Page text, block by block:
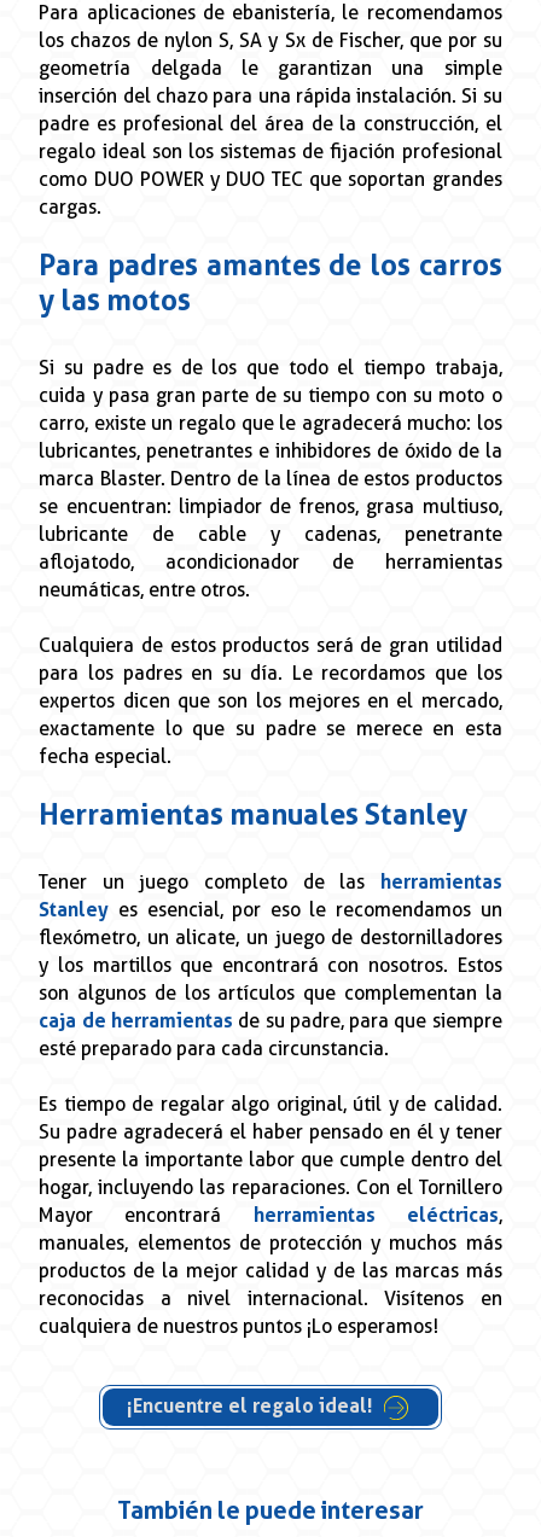
Para aplicaciones de ebanistería, le recomendamos
los chazos de nylon S, SA y Sx de Fischer, que por su
geometría delgada le garantizan una simple
inserción del chazo para una rápida instalación. Si su
padre es profesional del área de la construcción, el
regalo ideal son los sistemas de fijación profesional
como DUO POWER y DUO TEC que soportan grandes
cargas.
Para padres amantes de los carros
y las motos
Si su padre es de los que todo el tiempo trabaja,
cuida y pasa gran parte de su tiempo con su moto o
carro, existe un regalo que le agradecerá mucho: los
lubricantes, penetrantes e inhibidores de óxido de la
marca Blaster. Dentro de la línea de estos productos
se encuentran: limpiador de frenos, grasa multiuso,
lubricante de cable y cadenas, penetrante
aflojatodo, acondicionador de herramientas
neumáticas, entre otros.
Cualquiera de estos productos será de gran utilidad
para los padres en su día. Le recordamos que los
expertos dicen que son los mejores en el mercado,
exactamente lo que su padre se merece en esta
fecha especial.
Herramientas manuales Stanley
Tener un juego completo de las
herramientas
Stanley es esencial, por eso le recomendamos un
flexómetro, un alicate, un juego de destornilladores
y los martillos que encontrará con nosotros. Estos
son algunos de los artículos que complementan la
caja de herramientas de su padre, para que siempre
esté preparado para cada circunstancia.
Es tiempo de regalar algo original, útil y de calidad.
Su padre agradecerá el haber pensado en él y tener
presente la importante labor que cumple dentro del
hogar, incluyendo las reparaciones. Con el Tornillero
Mayor encontrará
herramientas eléctricas,
manuales, elementos de protección y muchos más
productos de la mejor calidad y de las marcas más
reconocidas a nivel internacional. Visítenos en
cualquiera de nuestros puntos ¡Lo esperamos!
¡Encuentre el regalo ideal!
También le puede interesar